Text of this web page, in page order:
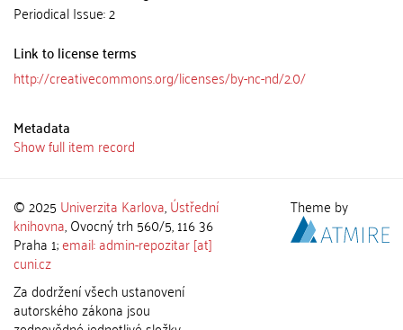
Periodical Issue: 2
Link to license terms
http://creativecommons.org/licenses/by-nc-nd/2.0/
Metadata
Show full item record
© 2025 Univerzita Karlova,Ústřední
knihovna, Ovocný trh 560/5, 116 36
Praha 1;email: admin-repozitar [at]
cuni.cz
Za dodržení všech ustanovení
autorského zákona jsou
Theme by